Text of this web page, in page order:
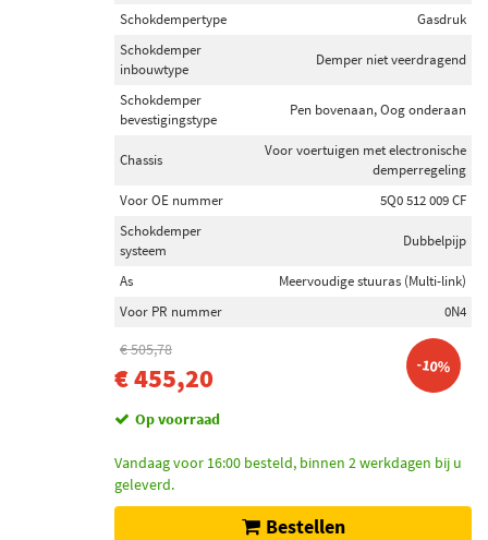
Schokdempertype
Gasdruk
Schokdemper
inbouwtype
Demper niet veerdragend
Schokdemper
bevestigingstype
Pen bovenaan, Oog onderaan
Chassis
Voor voertuigen met electronische
demperregeling
Voor OE nummer
5Q0 512 009 CF
Schokdemper
systeem
Dubbelpijp
As
Meervoudige stuuras (Multi-link)
Voor PR nummer
0N4
€ 505,78
€ 455,20 -10%
Op voorraad
Vandaag voor 16:00 besteld, binnen 2 werkdagen bij u
geleverd.
Bestellen